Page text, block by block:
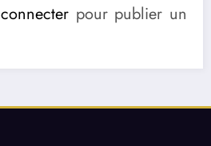
pour publier un